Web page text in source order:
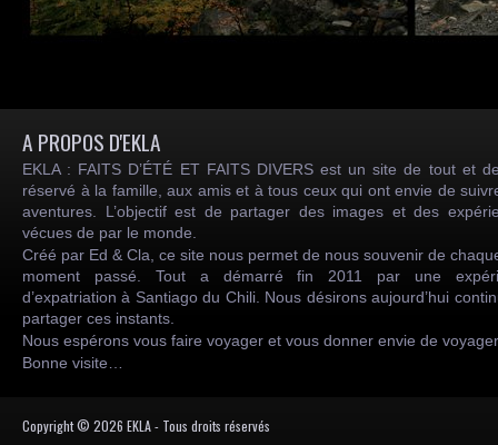
A PROPOS D'EKLA
EKLA : FAITS D’ÉTÉ ET FAITS DIVERS est un site de tout et
réservé à la famille, aux amis et à tous ceux qui ont envie de
aventures. L’objectif est de partager des images et des
vécues de par le monde.
Créé par Ed & Cla, ce site nous permet de nous souvenir de
moment passé. Tout a démarré fin 2011 par une
d’expatriation à Santiago du Chili. Nous désirons aujourd’hui
partager ces instants.
Nous espérons vous faire voyager et vous donner envie de
Bonne visite…
Copyright © 2026 EKLA - Tous droits réservés